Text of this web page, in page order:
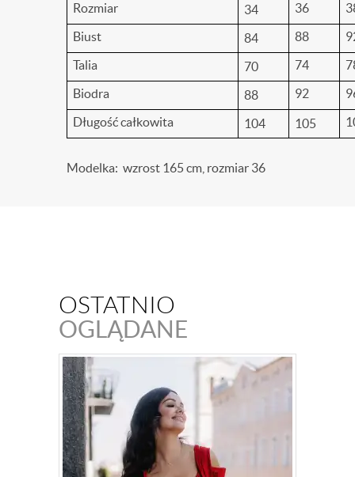
Rozmiar
34 36
Biust
84 88
Talia
70 74
Biodra
88 92
Długość całkowita
104 105
Modelka: wzrost 165 cm, rozmiar 36
OSTATNIO
OGLĄDANE